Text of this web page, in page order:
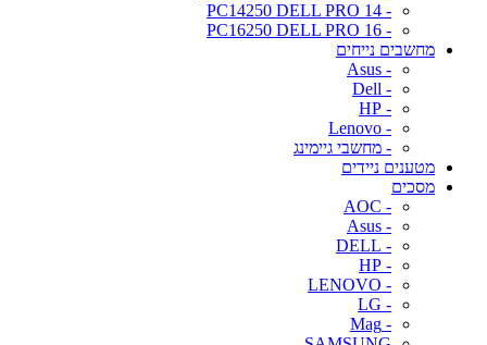
- PC14250 DELL PRO 14
- PC16250 DELL PRO 16
מחשבים נייחים
- Asus
- Dell
- HP
- Lenovo
- מחשבי גיימינג
מטענים ניידים
מסכים
- AOC
- Asus
- DELL
- HP
- LENOVO
- LG
- Mag